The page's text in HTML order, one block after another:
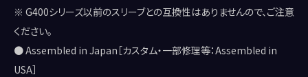
※ G400シリーズ以前のスリーブとの互換性はありませんので、ご注意
ください。
● Assembled in Japan［カスタム・一部修理等：Assembled in
USA］